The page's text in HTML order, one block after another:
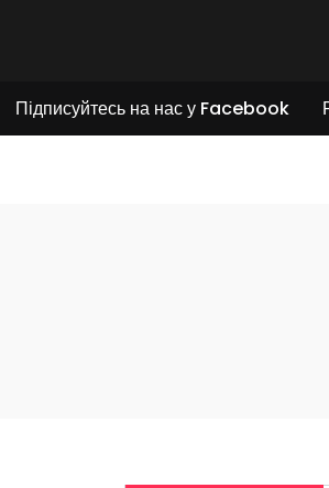
Підписуйтесь на нас у Facebook